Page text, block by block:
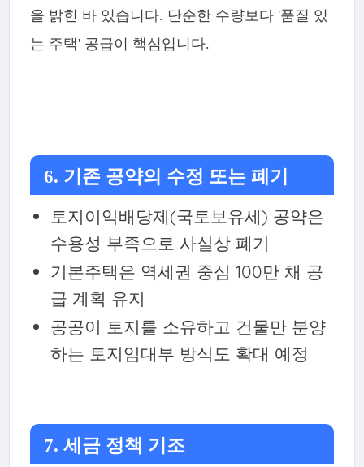
을 밝힌 바 있습니다. 단순한 수량보다 '품질 있
는 주택' 공급이 핵심입니다.
6. 기존 공약의 수정 또는 폐기
토지이익배당제(국토보유세) 공약은
수용성 부족으로 사실상 폐기
기본주택은 역세권 중심 100만 채 공
급 계획 유지
공공이 토지를 소유하고 건물만 분양
하는 토지임대부 방식도 확대 예정
7. 세금 정책 기조